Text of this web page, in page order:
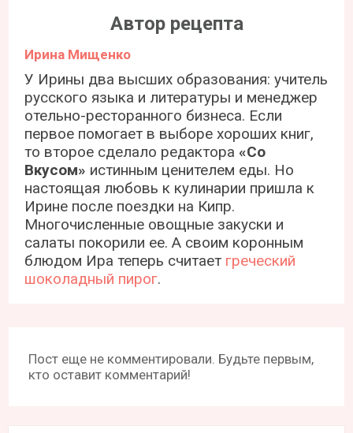
Автор рецепта
Ирина Мищенко
У Ирины два высших образования: учитель
русского языка и литературы и менеджер
отельно-ресторанного бизнеса. Если
первое помогает в выборе хороших книг,
то второе сделало редактора«Со
Вкусом» истинным ценителем еды. Но
настоящая любовь к кулинарии пришла к
Ирине после поездки на Кипр.
Многочисленные овощные закуски и
салаты покорили ее. А своим коронным
блюдом Ира теперь считает греческий
шоколадный пирог.
Пост еще не комментировали. Будьте первым,
кто оставит комментарий!